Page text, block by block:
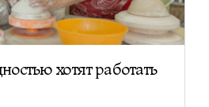
хотят работать